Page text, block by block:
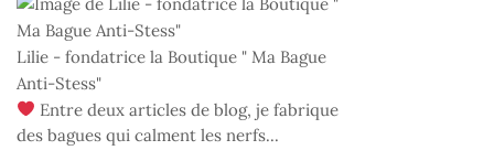
Lilie - fondatrice la Boutique " Ma Bague
Anti-Stess"
Entre deux articles de blog, je fabrique
des bagues qui calment les nerfs...